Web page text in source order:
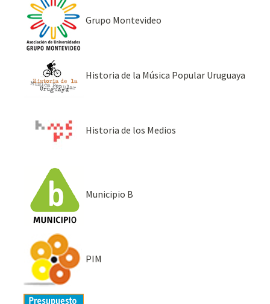
Grupo Montevideo
Historia de la Música Popular Uruguaya
Historia de los Medios
Municipio B
PIM